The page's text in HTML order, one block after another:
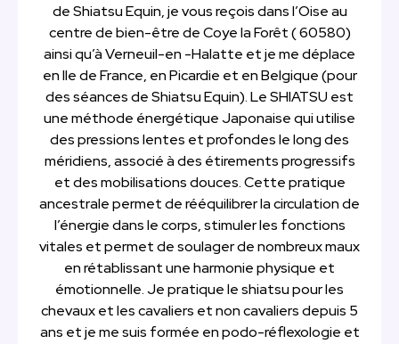
de Shiatsu Equin, je vous reçois dans l’Oise au
centre de bien-être de Coye la Forêt ( 60580)
ainsi qu’à Verneuil-en -Halatte et je me déplace
en Ile de France, en Picardie et en Belgique (pour
des séances de Shiatsu Equin). Le SHIATSU est
une méthode énergétique Japonaise qui utilise
des pressions lentes et profondes le long des
méridiens, associé à des étirements progressifs
et des mobilisations douces. Cette pratique
ancestrale permet de rééquilibrer la circulation de
l’énergie dans le corps, stimuler les fonctions
vitales et permet de soulager de nombreux maux
en rétablissant une harmonie physique et
émotionnelle. Je pratique le shiatsu pour les
chevaux et les cavaliers et non cavaliers depuis 5
ans et je me suis formée en podo-réflexologie et